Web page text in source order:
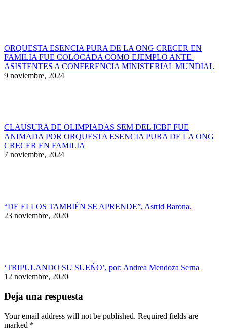
ORQUESTA ESENCIA PURA DE LA ONG CRECER EN
FAMILIA FUE COLOCADA COMO EJEMPLO ANTE
ASISTENTES A CONFERENCIA MINISTERIAL MUNDIAL
9 noviembre, 2024
CLAUSURA DE OLIMPIADAS SEM DEL ICBF FUE
ANIMADA POR ORQUESTA ESENCIA PURA DE LA ONG
CRECER EN FAMILIA
7 noviembre, 2024
“DE ELLOS TAMBIÉN SE APRENDE”, Astrid Barona.
23 noviembre, 2020
‘TRIPULANDO SU SUEÑO’, por: Andrea Mendoza Serna
12 noviembre, 2020
Deja una respuesta
Your email address will not be published. Required fields are
marked *